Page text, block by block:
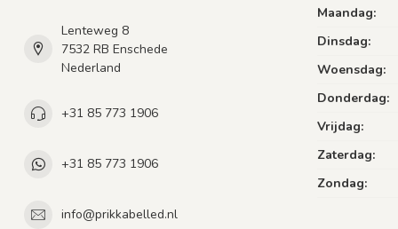
Lenteweg 8
7532 RB Enschede
Nederland
+31 85 773 1906
+31 85 773 1906
info@prikkabelled.nl
Maandag:
Dinsdag:
Woensdag:
Donderdag:
Vrijdag:
Zaterdag:
Zondag: